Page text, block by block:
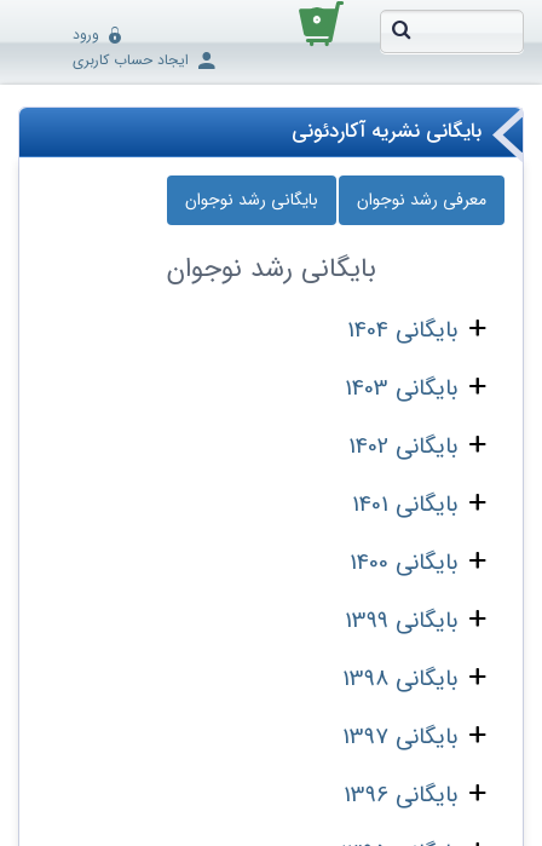
۰
ورود
ایجاد حساب کاربری
بایگانی نشریه آکاردئونی
معرفی رشد نوجوان بایگانی رشد نوجوان
بایگانی رشد نوجوان
بایگانی 1404
بایگانی 1403
بایگانی 1402
بایگانی 1401
بایگانی 1400
بایگانی 1399
بایگانی 1398
بایگانی 1397
بایگانی 1396